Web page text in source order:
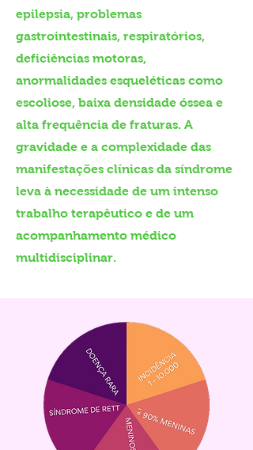
epilepsia, problemas
gastrointestinais, respiratórios,
deficiências motoras,
anormalidades esqueléticas como
escoliose, baixa densidade óssea e
alta frequência de fraturas. A
gravidade e a complexidade das
manifestações clínicas da síndrome
leva à necessidade de um intenso
trabalho terapêutico e de um
acompanhamento médico
multidisciplinar.